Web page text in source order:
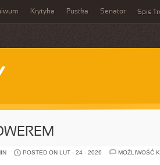
Krytyka Pustka Senator Spis
POSTED ON LUT - 24 - 2026
MOŻLIWOŚĆ